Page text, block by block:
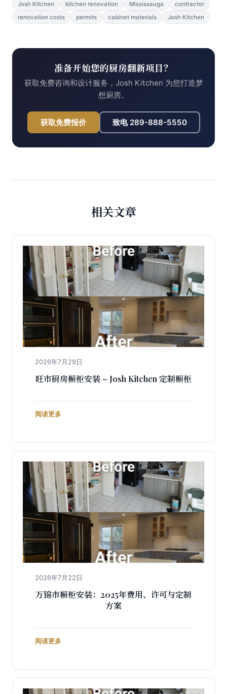
Josh Kitchen
kitchen renovation Mississauga
contractor
renovation costs
permits cabinet materials Josh Kitchen
准备开始您的厨房翻新项目？
获取免费咨询和设计服务，Josh Kitchen 为您打造梦
想厨房。
获取免费报价 致电 289-888-5550
相关文章
2026年7月29日
旺市厨房橱柜安装 – Josh Kitchen 定制橱柜
阅读更多
2026年7月22日
万锦市橱柜安装：2025年费用、许可与定制
方案
阅读更多